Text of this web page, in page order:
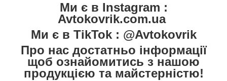
Ми є в Instagram :
Avtokovrik.com.ua
Ми є в TikTok : @Avtokovrik
Про нас достатньо інформації
щоб ознайомитись з нашою
продукцією та майстерністю!